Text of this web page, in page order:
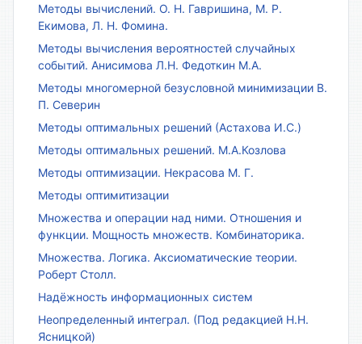
Методы вычислений. О. Н. Гавришина, М. Р.
Екимова, Л. Н. Фомина.
Методы вычисления вероятностей случайных
событий. Анисимова Л.Н. Федоткин М.А.
Методы многомерной безусловной минимизации В.
П. Северин
Методы оптимальных решений (Астахова И.С.)
Методы оптимальных решений. М.А.Козлова
Методы оптимизации. Некрасова М. Г.
Методы оптимитизации
Множества и операции над ними. Отношения и
функции. Мощность множеств. Комбинаторика.
Множества. Логика. Аксиоматические теории.
Роберт Столл.
Надёжность информационных систем
Неопределенный интеграл. (Под редакцией Н.Н.
Ясницкой)